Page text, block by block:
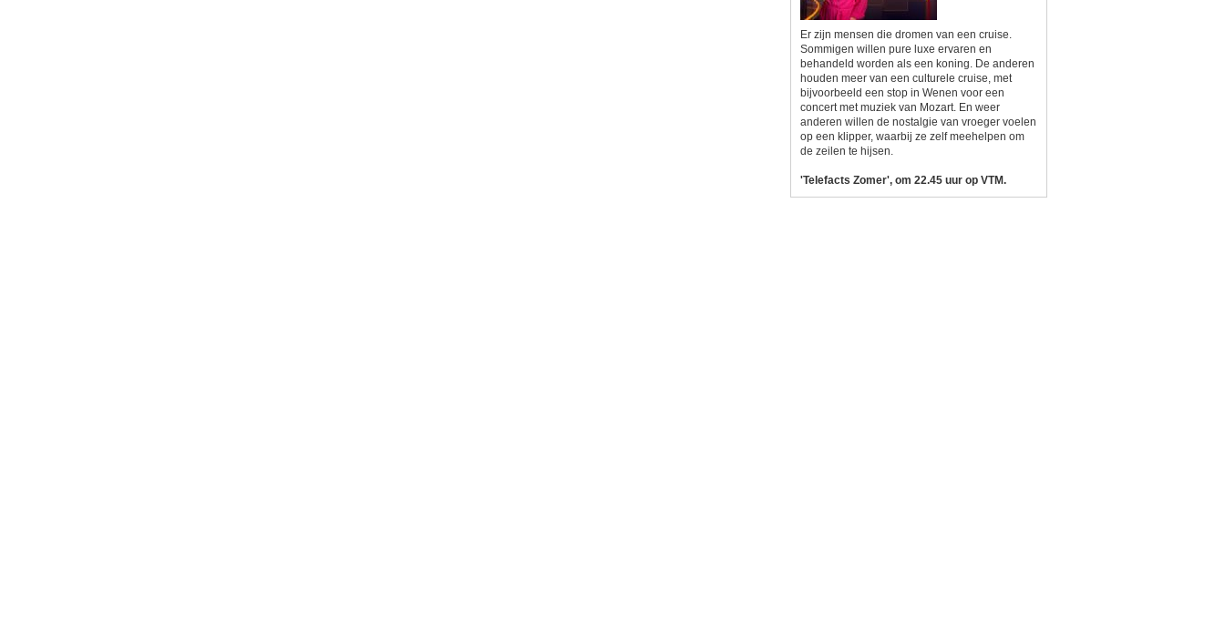
Er zijn mensen die dromen van een cruise.
Sommigen willen pure luxe ervaren en
behandeld worden als een koning. De anderen
houden meer van een culturele cruise, met
bijvoorbeeld een stop in Wenen voor een
concert met muziek van Mozart. En weer
anderen willen de nostalgie van vroeger voelen
op een klipper, waarbij ze zelf meehelpen om
de zeilen te hijsen.
'Telefacts Zomer', om 22.45 uur op VTM.